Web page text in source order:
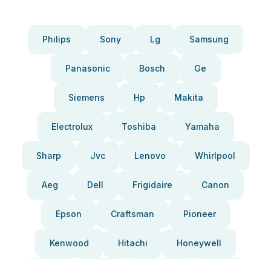
Philips Sony Lg Samsung
Panasonic Bosch Ge
Siemens Hp Makita
Electrolux Toshiba Yamaha
Sharp Jvc Lenovo Whirlpool
Aeg Dell Frigidaire Canon
Epson Craftsman Pioneer
Kenwood Hitachi Honeywell